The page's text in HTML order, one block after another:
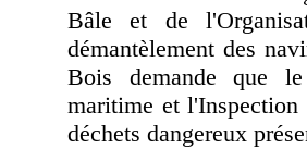
Bâle et de
démantèlement des
Bois demande que
maritime et
déchets dangereux